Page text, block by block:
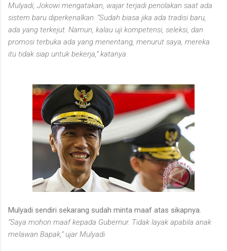
Mulyadi, Jokowi mengatakan, wajar terjadi penolakan saat ada
sistem baru diperkenalkan. ”Sudah biasa jika ada tradisi baru,
ada yang terkejut. Namun, kalau uji kompetensi, seleksi, dan
promosi terbuka ada yang menentang, menurut saya, mereka
itu tidak siap untuk bekerja,” katanya.
Mulyadi sendiri sekarang sudah minta maaf atas sikapnya.
”Saya mohon maaf kepada Gubernur. Tidak layak apabila anak
melawan Bapak,” ujar Mulyadi